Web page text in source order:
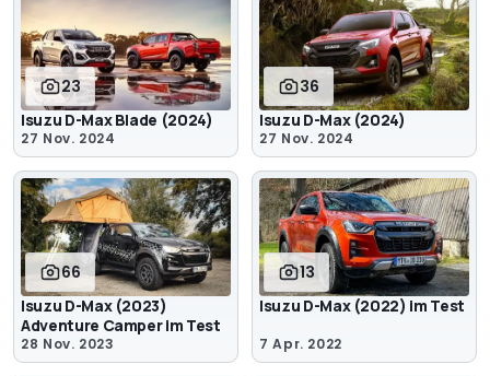
23
Isuzu D-Max Blade (2024)
27 Nov. 2024
36
Isuzu D-Max (2024)
27 Nov. 2024
66
Isuzu D-Max (2023)
Adventure Camper im Test
28 Nov. 2023
13
Isuzu D-Max (2022) im Test
7 Apr. 2022